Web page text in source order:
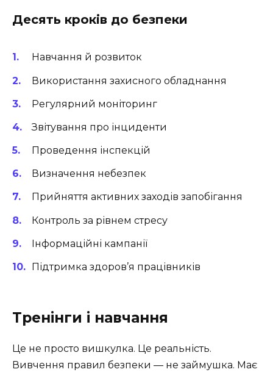
Десять кроків до безпеки
Навчання й розвиток
Використання захисного обладнання
Регулярний моніторинг
Звітування про інциденти
Проведення інспекцій
Визначення небезпек
Прийняття активних заходів запобігання
Контроль за рівнем стресу
Інформаційні кампанії
Підтримка здоров’я працівників
Тренінги і навчання
Це не просто вишкулка. Це реальність.
Вивчення правил безпеки — не займушка. Має